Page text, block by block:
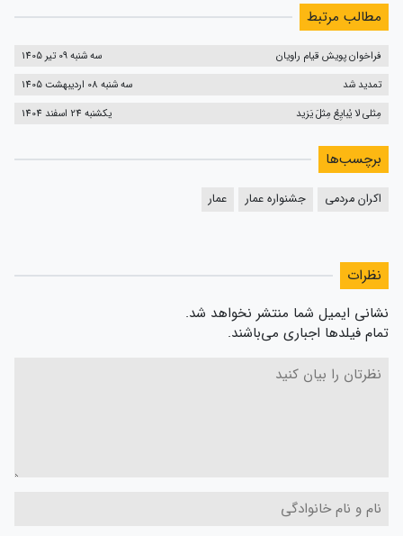
مطالب مرتبط
فراخوان پویش قیام راویان
سه شنبه 09 تیر 1405
تمدید شد
سه شنبه 08 اردیبهشت 1405
مِثلی لا یُبایِعُ مِثلَ یَزید
یکشنبه 24 اسفند 1404
برچسب‌ها
اکران مردمی جشنواره عمار عمار
نظرات
نشانی ایمیل شما منتشر نخواهد شد.
تمام فیلدها اجباری می‌باشند.